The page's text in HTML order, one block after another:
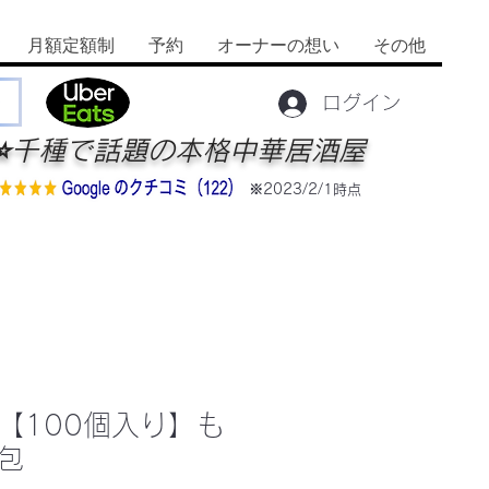
ログイン
千種で話題の本格中華居酒屋
※2023/2/1時点
月額定額制 予約 オーナーの想い その他
100個入り】も